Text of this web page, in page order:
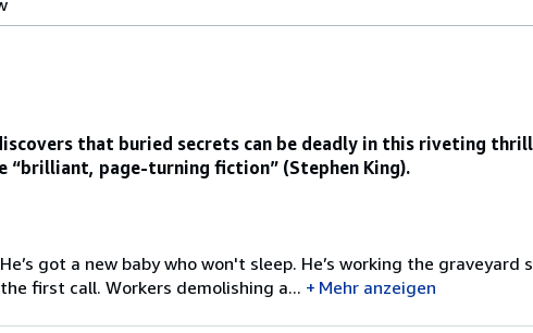
that buried secrets can be deadly in this riveting
“brilliant, page-turning fiction” (Stephen King).
got a new baby who won't sleep. He’s working the
first call. Workers demolishing a...
Mehr anzeigen